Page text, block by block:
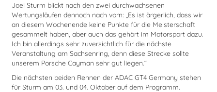
Joel Sturm blickt nach den zwei durchwachsenen
Wertungsläufen dennoch nach vorn: „Es ist ärgerlich, dass wir
an diesem Wochenende keine Punkte für die Meisterschaft
gesammelt haben, aber auch das gehört im Motorsport dazu.
Ich bin allerdings sehr zuversichtlich für die nächste
Veranstaltung am Sachsenring, denn diese Strecke sollte
unserem Porsche Cayman sehr gut liegen.“
Die nächsten beiden Rennen der ADAC GT4 Germany stehen
für Sturm am 03. und 04. Oktober auf dem Programm.